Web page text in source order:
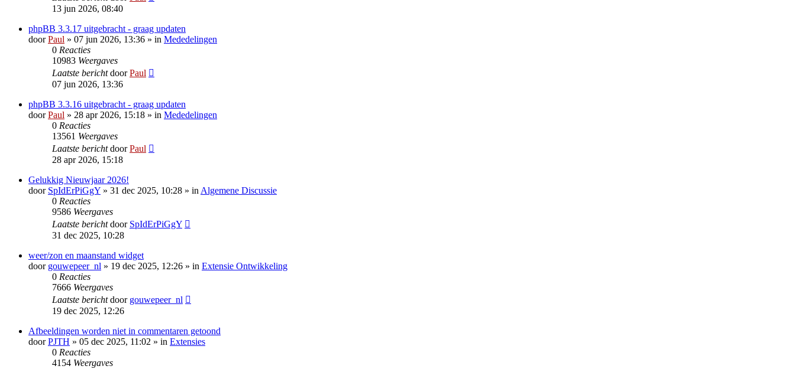
13 jun 2026, 08:40
phpBB 3.3.17 uitgebracht - graag updaten
doorPaul » 07 jun 2026, 13:36 » in Mededelingen
0 Reacties
10983 Weergaves
Laatste berichtdoorPaul
07 jun 2026, 13:36
phpBB 3.3.16 uitgebracht - graag updaten
doorPaul » 28 apr 2026, 15:18 » in Mededelingen
0 Reacties
13561 Weergaves
Laatste berichtdoorPaul
28 apr 2026, 15:18
Gelukkig Nieuwjaar 2026!
door SpIdErPiGgY » 31 dec 2025, 10:28 » inAlgemene Discussie
0 Reacties
9586 Weergaves
Laatste berichtdoor SpIdErPiGgY
31 dec 2025, 10:28
weer/zon en maanstand widget
door gouwepeer_nl » 19 dec 2025, 12:26 » in Extensie Ontwikkeling
0 Reacties
7666 Weergaves
Laatste berichtdoor gouwepeer_nl
19 dec 2025, 12:26
Afbeeldingen worden niet in commentaren getoond
doorPJTH » 05 dec 2025, 11:02 » in Extensies
0 Reacties
4154 Weergaves